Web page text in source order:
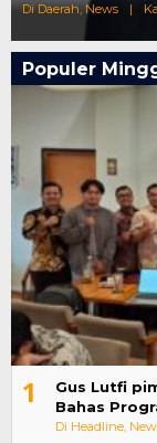
Di Daerah, News |
Populer
1
Gus Lutfi
Bahas
Di Headline,